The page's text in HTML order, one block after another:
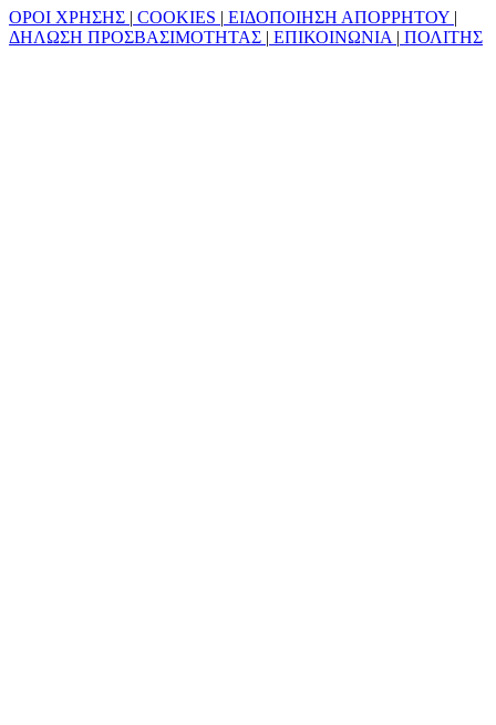
ΟΡΟΙ ΧΡΗΣΗΣ | COOKIES | ΕΙΔΟΠΟΙΗΣΗ ΑΠΟΡΡΗΤΟΥ |
ΔΗΛΩΣΗ ΠΡΟΣΒΑΣΙΜΟΤΗΤΑΣ | ΕΠΙΚΟΙΝΩΝΙΑ | ΠΟΛΙΤΗΣ